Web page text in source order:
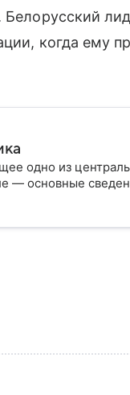
когда ему
одно из
— основные